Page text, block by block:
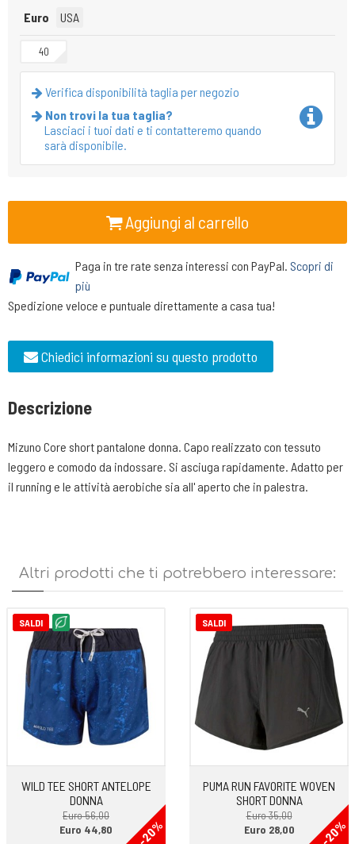
Euro USA
40
Verifica disponibilità taglia per negozio
Non trovi la tua taglia?
Lasciaci i tuoi dati e ti contatteremo quando
sarà disponibile.
Aggiungi al carrello
Paga in tre rate senza interessi con PayPal. Scopri di
più
Spedizione veloce e puntuale direttamente a casa tua!
Chiedici informazioni su questo prodotto
Descrizione
Mizuno Core short pantalone donna. Capo realizzato con tessuto
leggero e comodo da indossare. Si asciuga rapidamente. Adatto per
il running e le attività aerobiche sia all' aperto che in palestra.
Altri prodotti che ti potrebbero interessare:
SALDI
WILD TEE SHORT ANTELOPE
DONNA
Euro 56,00
-20%
Euro 44,80
SALDI
PUMA RUN FAVORITE WOVEN
SHORT DONNA
Euro 35,00
-20%
Euro 28,00